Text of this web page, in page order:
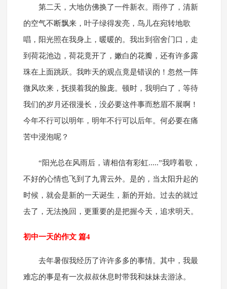
第二天，大地仿佛换了一件新衣。雨停了，清新
的空气不断飘来，叶子绿得发亮，鸟儿在宛转地歌
唱，阳光照在我身上，暖暖的。我出到宿舍门口，走
到荷花池边，荷花竟开了，嫩白的花瓣，还有许多露
珠在上面跳跃。我昨天的观点竟是错误的！忽然一阵
微风吹来，抚摸着我的脸庞。顿时，我明白了，等待
我们的岁月还很漫长，没必要这件事而愁眉不展啊！
今年不行可以明年，明年不行可以后年。何必要在痛
苦中浸泡呢？
“阳光总在风雨后，请相信有彩虹.....”我哼着歌，
不好的心情也飞到了九霄云外。是的，当太阳升起的
时候，就会是新的一天诞生，新的开始。过去的就过
去了，无法挽回，更重要的是把握今天，追求明天。
初中一天的作文 篇4
去年暑假我经历了许许多多的事情。其中，我最
难忘的事是有一次叔叔休息时带我和妹妹去游泳。